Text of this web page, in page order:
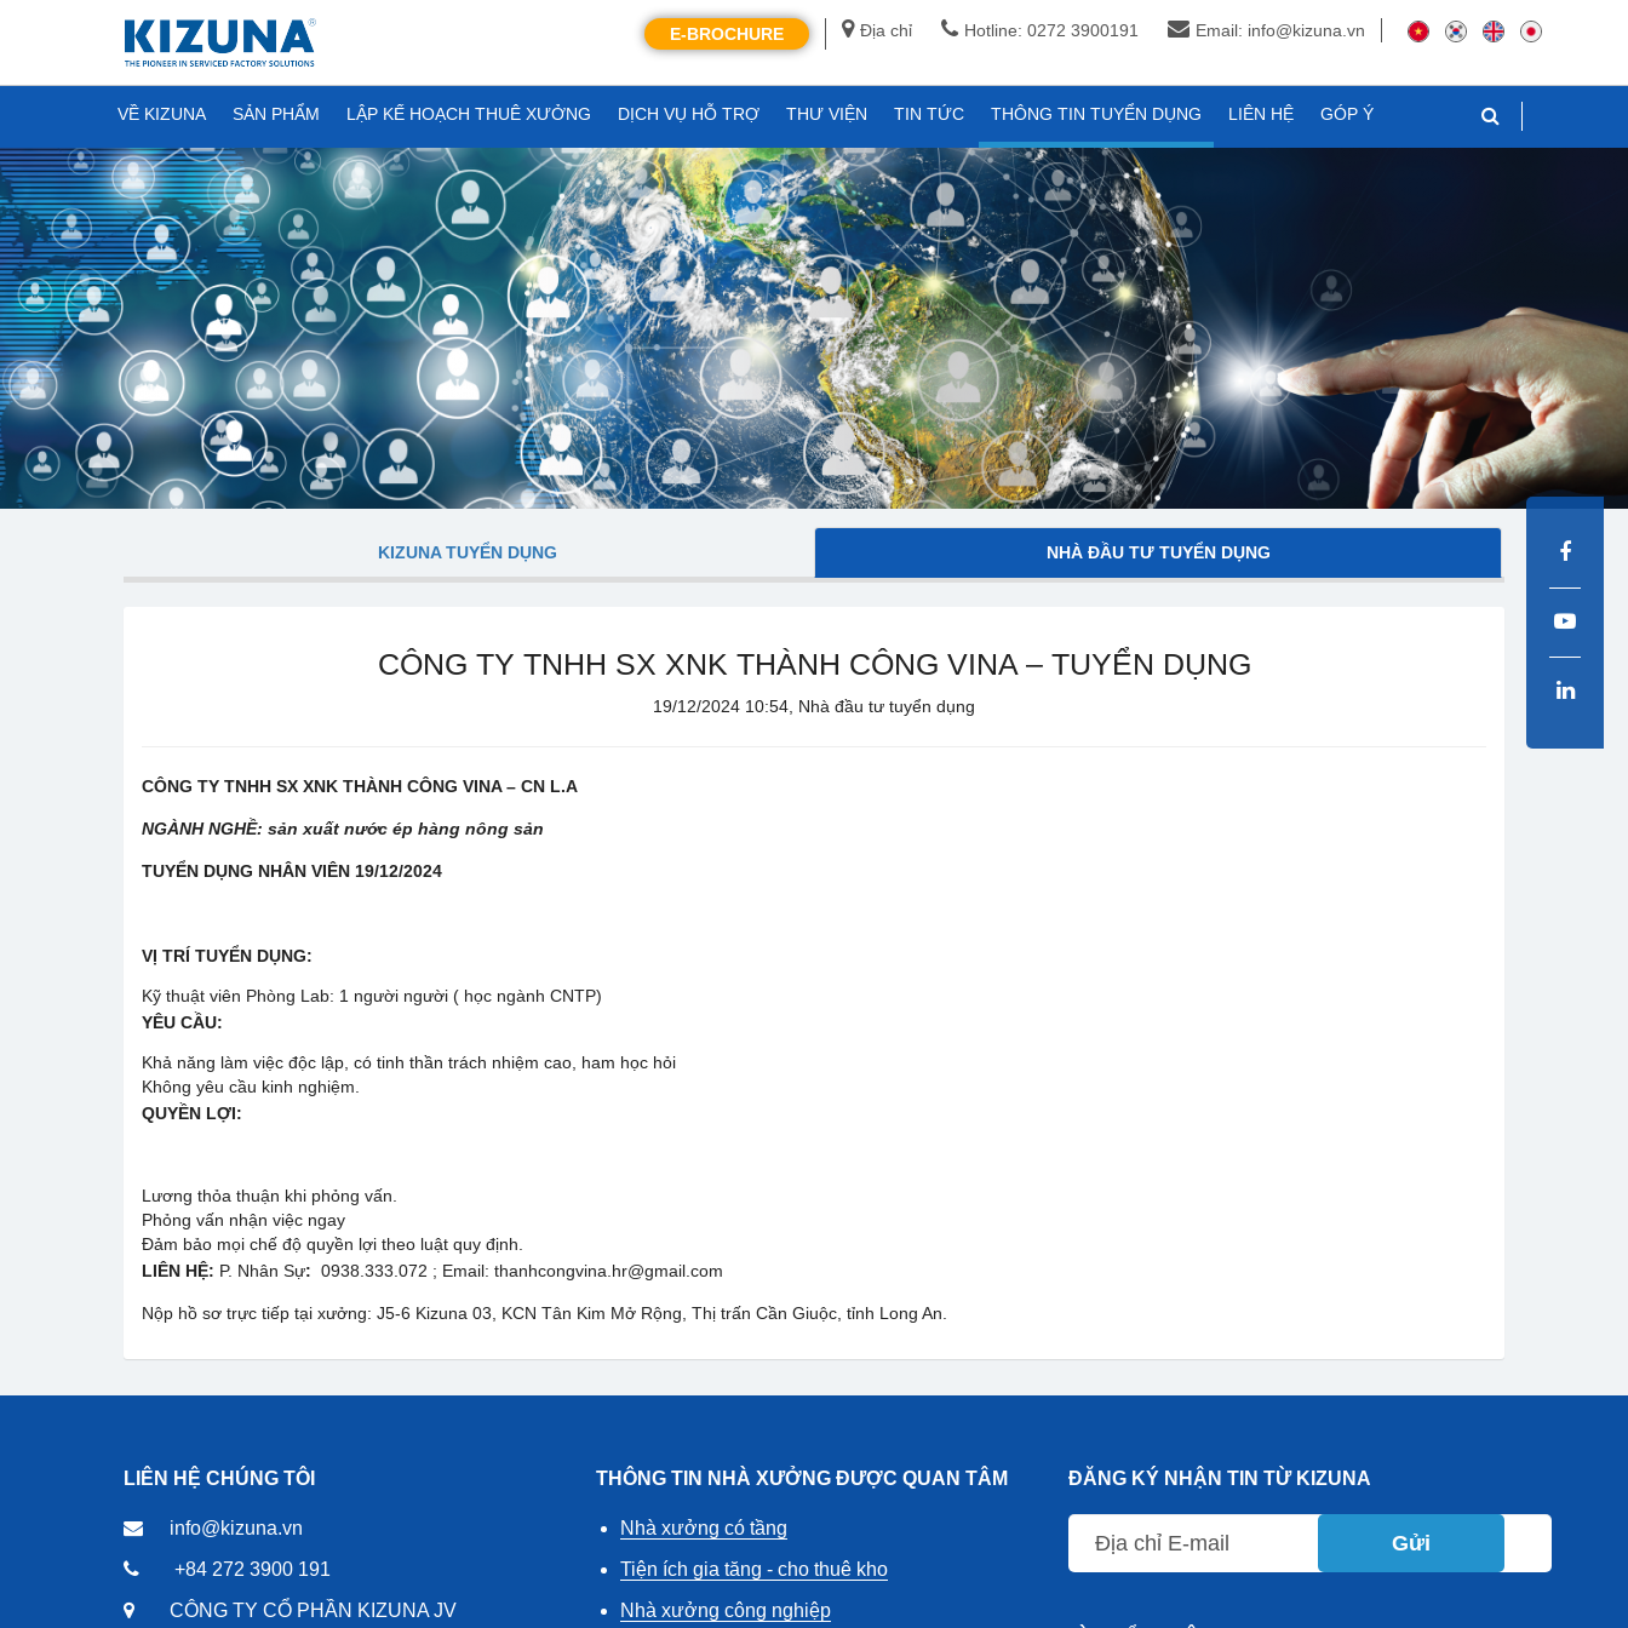
Địa chỉ Hotline: 0272 3900191 Email: info@kizuna.vn
E-BROCHURE
VỀ KIZUNA SẢN PHẨM LẬP KẾ HOẠCH THUÊ XƯỞNG DỊCH VỤ HỖ TRỢ THƯ VIỆN TIN TỨC THÔNG TIN TUYỂN DỤNG LIÊN HỆ GÓP Ý
KIZUNA TUYỂN DỤNG NHÀ ĐẦU TƯ TUYỂN DỤNG
CÔNG TY TNHH SX XNK THÀNH CÔNG VINA – TUYỂN DỤNG
19/12/2024 10:54, Nhà đầu tư tuyển dụng
CÔNG TY TNHH SX XNK THÀNH CÔNG VINA – CN L.A
NGÀNH NGHỀ: sản xuất nước ép hàng nông sản
TUYỂN DỤNG NHÂN VIÊN 19/12/2024
VỊ TRÍ TUYỂN DỤNG:
Kỹ thuật viên Phòng Lab: 1 người người ( học ngành CNTP)
YÊU CẦU:
Khả năng làm việc độc lập, có tinh thần trách nhiệm cao, ham học hỏi
Không yêu cầu kinh nghiệm.
QUYỀN LỢI:
Lương thỏa thuận khi phỏng vấn.
Phỏng vấn nhận việc ngay
Đảm bảo mọi chế độ quyền lợi theo luật quy định.
LIÊN HỆ: P. Nhân Sự: 0938.333.072 ; Email: thanhcongvina.hr@gmail.com
Nộp hồ sơ trực tiếp tại xưởng: J5-6 Kizuna 03, KCN Tân Kim Mở Rộng, Thị trấn Cần Giuộc, tỉnh Long An.
LIÊN HỆ CHÚNG TÔI
info@kizuna.vn
+84 272 3900 191
CÔNG TY CỔ PHẦN KIZUNA JV
THÔNG TIN NHÀ XƯỞNG ĐƯỢC QUAN TÂM
Nhà xưởng có tầng
Tiện ích gia tăng - cho thuê kho
Nhà xưởng công nghiệp
ĐĂNG KÝ NHẬN TIN TỪ KIZUNA
Gửi